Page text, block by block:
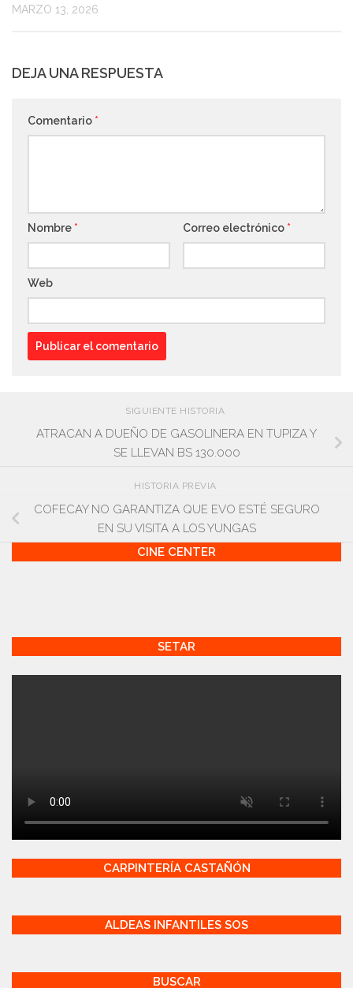
MARZO 13, 2026
DEJA UNA RESPUESTA
Comentario *
Nombre * Correo electrónico *
Web
SIGUIENTE HISTORIA
ATRACAN A DUEÑO DE GASOLINERA EN TUPIZA Y
SE LLEVAN BS 130.000
HISTORIA PREVIA
COFECAY NO GARANTIZA QUE EVO ESTÉ SEGURO
EN SU VISITA A LOS YUNGAS
CINE CENTER
SETAR
CARPINTERÍA CASTAÑÓN
ALDEAS INFANTILES SOS
BUSCAR